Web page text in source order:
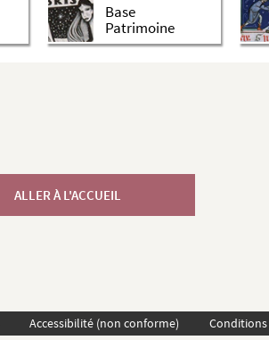
Base
Patrimoine
ALLER À L'ACCUEIL
Accessibilité (non conforme)